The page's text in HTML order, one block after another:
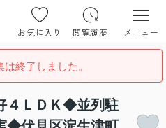
お気に入り 閲覧履歴 メニュー
終了しました。
４ＬＤＫ◆並列駐